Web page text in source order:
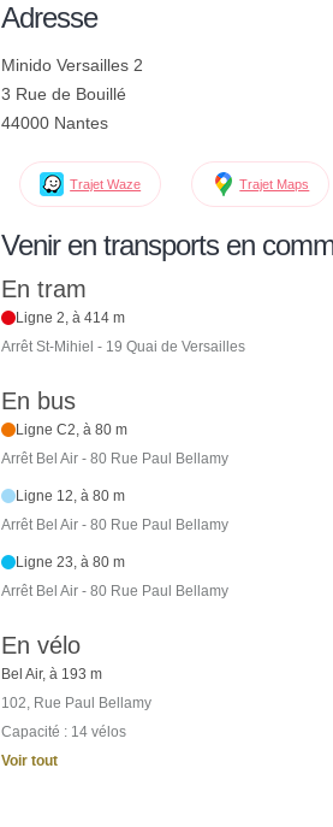
Adresse
Minido Versailles 2
3 Rue de Bouillé
44000 Nantes
Trajet Waze Trajet Maps
Venir en transports en
En tram
Ligne 2, à 414 m
Arrêt St-Mihiel - 19 Quai de Versailles
En bus
Ligne C2, à 80 m
Arrêt Bel Air - 80 Rue Paul Bellamy
Ligne 12, à 80 m
Arrêt Bel Air - 80 Rue Paul Bellamy
Ligne 23, à 80 m
Arrêt Bel Air - 80 Rue Paul Bellamy
En vélo
Bel Air, à 193 m
102, Rue Paul Bellamy
Capacité : 14 vélos
Voir tout